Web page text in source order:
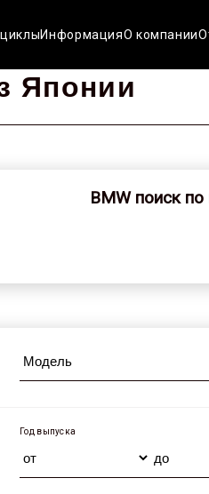
ИнформацияО компании
Японии
BMW поиск по
Год выпуска